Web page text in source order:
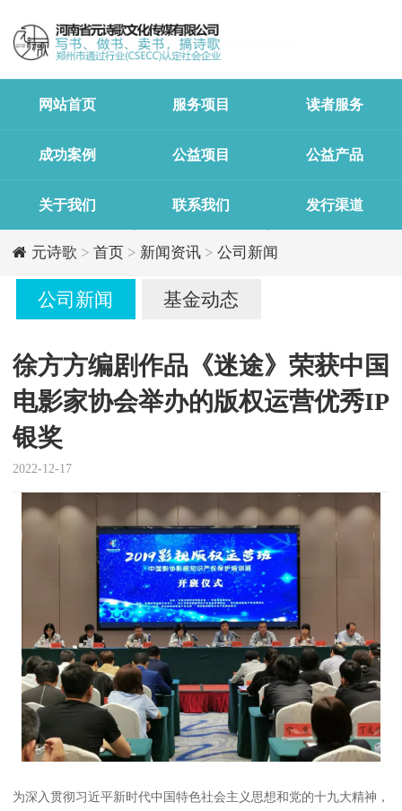
网站首页 服务项目 读者服务
成功案例 公益项目 公益产品
关于我们 联系我们 发行渠道
元诗歌 > 首页 > 新闻资讯 > 公司新闻
公司新闻 基金动态
徐方方编剧作品《迷途》荣获中国
电影家协会举办的版权运营优秀IP
银奖
2022-12-17
为深入贯彻习近平新时代中国特色社会主义思想和党的十九大精神，